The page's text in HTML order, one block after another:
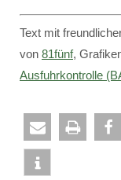
Text mit
von 81fünf,
Ausfuhrkontrolle